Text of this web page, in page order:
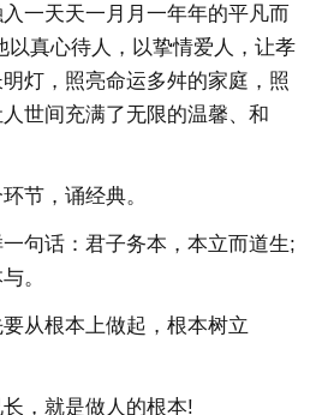
一天天一月月一年年的平凡而
以真心待人，以挚情爱人，让孝
灯，照亮命运多舛的家庭，照
世间充满了无限的温馨、和
节，诵经典。
一句话：君子务本，本立而道生;
。
从根本上做起，根本树立
，就是做人的根本!